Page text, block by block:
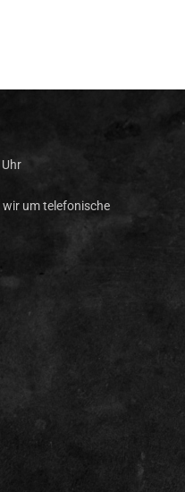
um telefonische